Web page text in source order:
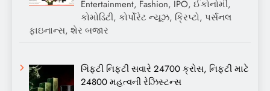
Entertainment, Fashion, IPO, ઈકોનોમી,
કોમોડિટી, કોર્પોરેટ ન્યૂઝ, ક્રિપ્ટો, પર્સનલ
ફાઇનાન્સ, શેર બજાર
ગિફ્ટી નિફ્ટી સવારે 24700 ક્રોસ, નિફ્ટી માટે
24800 મહત્વની રેઝિસ્ટન્સ